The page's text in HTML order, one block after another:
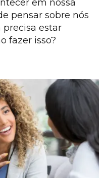
em nossa
pensar sobre nós
precisa estar
fazer isso?